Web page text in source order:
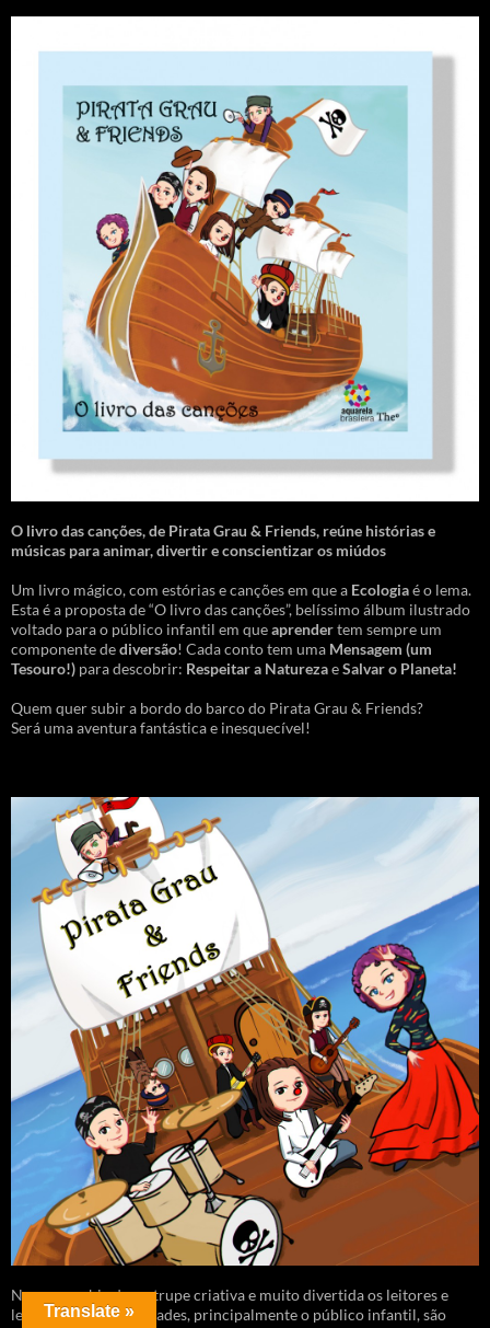
O livro das canções,de Pirata Grau & Friends, reúne histórias e
músicas para animar, divertir e conscientizar os miúdos
Um livro mágico, com estórias e canções em que a Ecologiaé o lema.
Esta é a proposta de “O livro das canções”, belíssimo álbum ilustrado
voltado para o público infantil em queaprendertem sempre um
componente dediversão! Cada conto tem uma Mensagem (um
Tesouro!) para descobrir: Respeitar a NaturezaeSalvar o Planeta!
Quem quer subir a bordo do barco do Pirata Grau & Friends?
Será uma aventura fantástica e inesquecível!
Na companhia dessa trupe criativa e muito divertida os leitores e
leitoras de todas as idades, principalmente o público infantil, são
Translate »